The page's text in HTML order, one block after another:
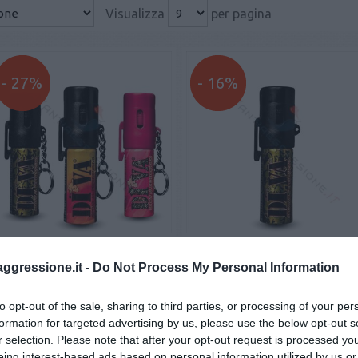
- Do Not Process My Personal Information
opt-out of the sale, sharing to third parties, or processing of your
for targeted advertising by us, please use the below opt-out
selection. Please note that after your opt-out request is processed
Visualizza per pagina
- 27%
DIVA Top X 3 (Classic + Pink +
€ 68,70 € 49,90
- 16%
Spray al peperoncino DIVA Base
Camo Mimetico
€ 12,90 € 10,90